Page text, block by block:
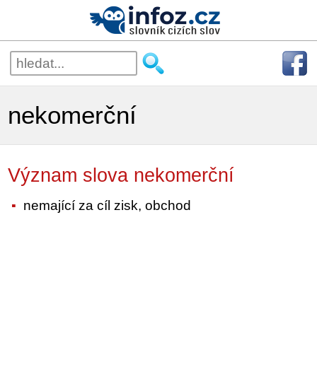
nekomerční
Význam slova nekomerční
nemající za cíl zisk, obchod